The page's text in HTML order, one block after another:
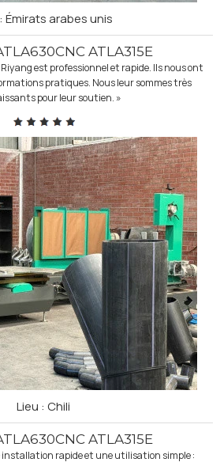
Émirats arabes unis
ATLA315E
Riyang est professionnel et rapide. Ils nous ont
pratiques. Nous leur sommes très
pour leur soutien. »
Lieu : Chili
ATLA315E
installation rapide et une utilisation simple :